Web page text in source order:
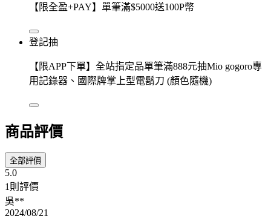
【限全盈+PAY】單筆滿$5000送100P幣
登記抽
【限APP下單】全站指定品單筆滿888元抽Mio gogoro專
用記錄器、國際牌掌上型電鬍刀 (顏色隨機)
商品評價
全部評價
5.0
1則評價
吳**
2024/08/21